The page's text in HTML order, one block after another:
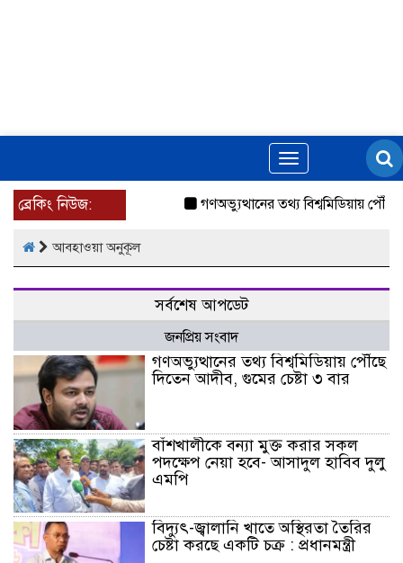
Toggle
navigation
ব্রেকিং নিউজ: গণঅভ্যুত্থানের তথ্য বিশ্বমিডিয়ায়
আবহাওয়া অনুকূল
সর্বশেষ আপডেট
জনপ্রিয় সংবাদ
গণঅভ্যুত্থানের তথ্য বিশ্বমিডিয়ায় পৌঁছে
দিতেন আদীব, গুমের চেষ্টা ৩ বার
বাঁশখালীকে বন্যা মুক্ত করার সকল
পদক্ষেপ নেয়া হবে- আসাদুল হাবিব দুলু
এমপি
বিদ্যুৎ-জ্বালানি খাতে অস্থিরতা তৈরির
চেষ্টা করছে একটি চক্র : প্রধানমন্ত্রী